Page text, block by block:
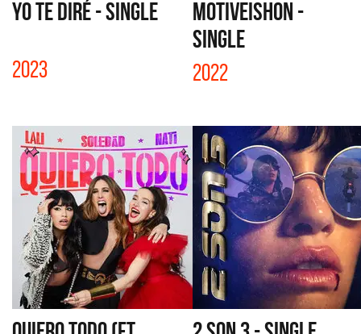
YO TE DIRÉ - SINGLE
2023
MOTIVEISHON -
SINGLE
2022